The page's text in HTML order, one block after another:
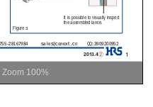
Zoom 100%